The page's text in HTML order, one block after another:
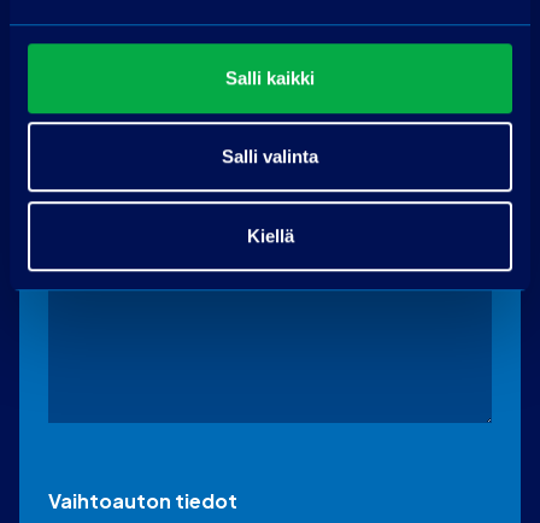
Salli kaikki
Salli valinta
Kiellä
*
Vaihtoauton tiedot